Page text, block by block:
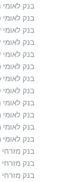
בנק לאומי
בנק
בנק
בנק
בנק
בנק לאומי
בנק
בנק
בנק
בנק
בנק
בנק
בנק
בנק
בנק